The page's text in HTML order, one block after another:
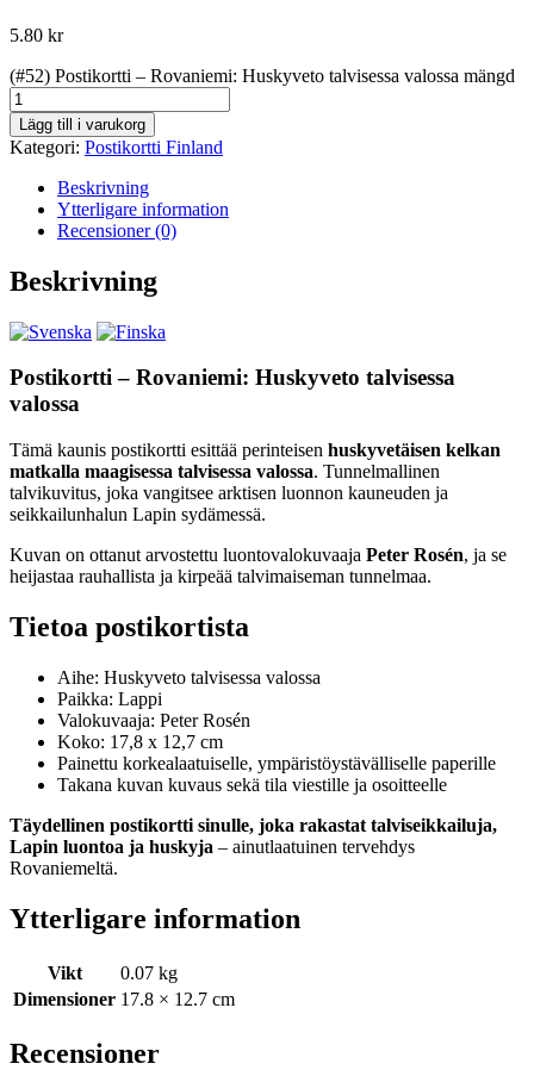
5.80 kr
(#52) Postikortti – Rovaniemi: Huskyveto talvisessa valossa mängd
Lägg till i varukorg
Kategori: Postikortti Finland
Beskrivning
Ytterligare information
Recensioner (0)
Beskrivning
Postikortti – Rovaniemi: Huskyveto talvisessa
valossa
Tämä kaunis postikortti esittää perinteisen huskyvetäisen kelkan
matkalla maagisessa talvisessa valossa. Tunnelmallinen
talvikuvitus, joka vangitsee arktisen luonnon kauneuden ja
seikkailunhalun Lapin sydämessä.
Kuvan on ottanut arvostettu luontovalokuvaaja Peter Rosén, ja se
heijastaa rauhallista ja kirpeää talvimaiseman tunnelmaa.
Tietoa postikortista
Aihe: Huskyveto talvisessa valossa
Paikka: Lappi
Valokuvaaja: Peter Rosén
Koko: 17,8 x 12,7 cm
Painettu korkealaatuiselle, ympäristöystävälliselle paperille
Takana kuvan kuvaus sekä tila viestille ja osoitteelle
Täydellinen postikortti sinulle, joka rakastat talviseikkailuja,
Lapin luontoa ja huskyja – ainutlaatuinen tervehdys
Rovaniemeltä.
Ytterligare information
Vikt
0.07 kg
Dimensioner 17.8 × 12.7 cm
Recensioner